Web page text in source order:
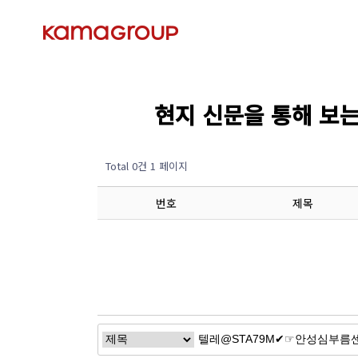
현지 신문을 통해
Total 0건 1 페이지
번호 제목